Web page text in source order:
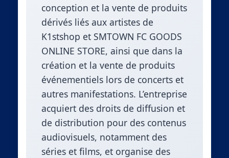
conception et la vente de produits
dérivés liés aux artistes de
K1stshop et SMTOWN FC GOODS
ONLINE STORE, ainsi que dans la
création et la vente de produits
événementiels lors de concerts et
autres manifestations. L’entreprise
acquiert des droits de diffusion et
de distribution pour des contenus
audiovisuels, notamment des
séries et films, et organise des